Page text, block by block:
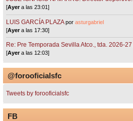
[Ayera las 23:01]
LUIS GARCÍA PLAZA porasturgabriel
[Ayera las 17:30]
Re: Pre Temporada Sevilla Atco., tda. 2026-27
[Ayera las 12:03]
@forooficialsfc
Tweets by forooficialsfc
FB